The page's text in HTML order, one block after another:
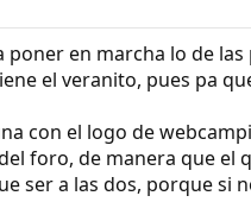
poner en marcha lo de las
el veranito, pues pa
con el logo de
foro, de manera que el
ser a las dos, porque si